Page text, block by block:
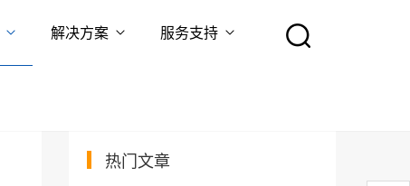
解决方案 服务支持
热门文章